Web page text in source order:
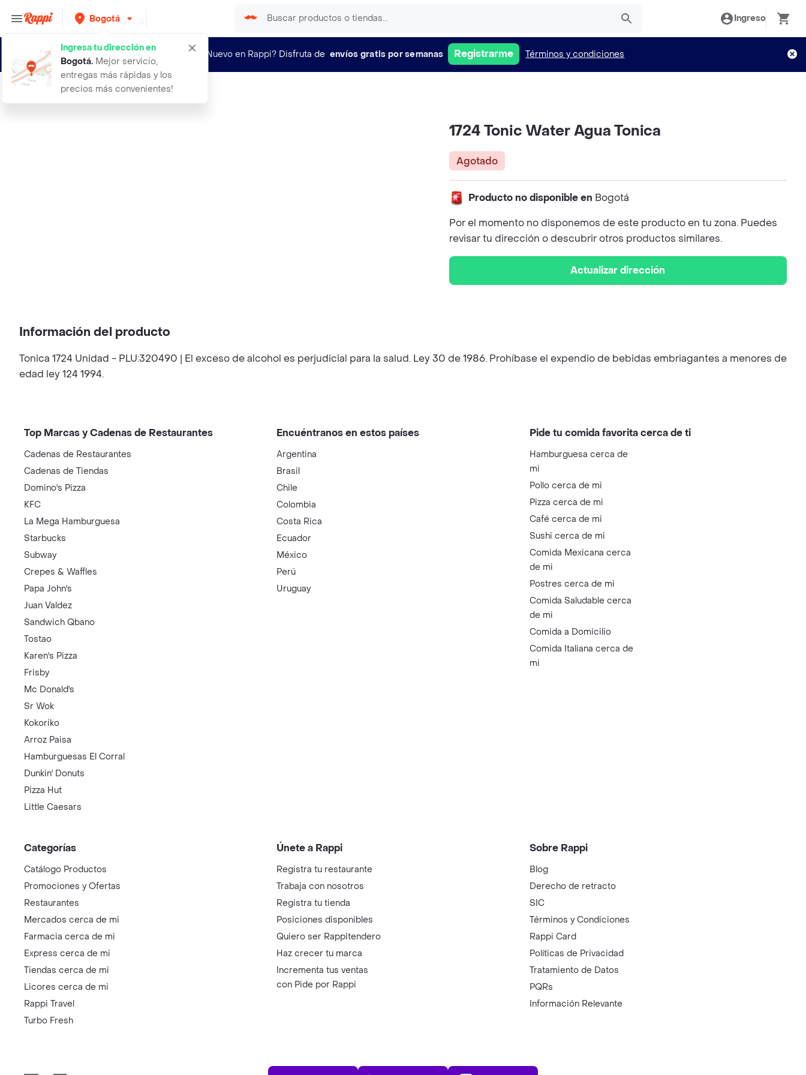
Bogotá
Ingresa tu dirección en
Bogotá. Mejor servicio,
entregas más rápidas y los
precios más convenientes!
Ingreso
¿Nuevo en Rappi? Disfruta de envíos gratis por semanas Registrarme Términos y condiciones
1724 tonic water agua tonica
1724 Tonic Water Agua Tonica
Agotado
Producto no disponible en Bogotá
Por el momento no disponemos de este producto en tu zona. Puedes
revisar tu dirección o descubrir otros productos similares.
Actualizar dirección
Información del producto
Tonica 1724 Unidad - PLU:320490 | El exceso de alcohol es perjudicial para la salud. Ley 30 de 1986. Prohíbase el expendio de bebidas embriagantes a menores de
edad ley 124 1994.
Top Marcas y Cadenas de Restaurantes
Cadenas de Restaurantes
Cadenas de Tiendas
Domino's Pizza
KFC
La Mega Hamburguesa
Starbucks
Subway
Crepes & Waffles
Papa John's
Juan Valdez
Sandwich Qbano
Tostao
Karen's Pizza
Frisby
Mc Donald's
Sr Wok
Kokoriko
Arroz Paisa
Hamburguesas El Corral
Dunkin' Donuts
Pizza Hut
Little Caesars
Encuéntranos en estos países
Argentina
Brasil
Chile
Colombia
Costa Rica
Ecuador
México
Perú
Uruguay
Pide tu comida favorita cerca de ti
Hamburguesa cerca de
mi
Pollo cerca de mi
Pizza cerca de mi
Café cerca de mi
Sushi cerca de mi
Comida Mexicana cerca
de mi
Postres cerca de mi
Comida Saludable cerca
de mi
Comida a Domicilio
Comida Italiana cerca de
mi
Categorías
Catálogo Productos
Promociones y Ofertas
Restaurantes
Mercados cerca de mi
Farmacia cerca de mi
Express cerca de mi
Tiendas cerca de mi
Licores cerca de mi
Rappi Travel
Turbo Fresh
Únete a Rappi
Registra tu restaurante
Trabaja con nosotros
Registra tu tienda
Posiciones disponibles
Quiero ser Rappitendero
Haz crecer tu marca
Incrementa tus ventas
con Pide por Rappi
Sobre Rappi
Blog
Derecho de retracto
SIC
Términos y Condiciones
Rappi Card
Políticas de Privacidad
Tratamiento de Datos
PQRs
Información Relevante
App Store Play Store AppGallery